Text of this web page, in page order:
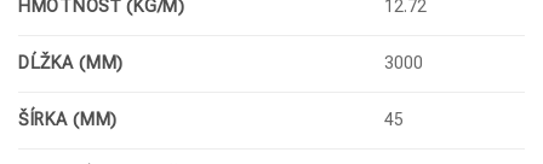
HMOTNOSŤ (KG/M) 12.72
DĹŽKA (MM) 3000
ŠÍRKA (MM) 45